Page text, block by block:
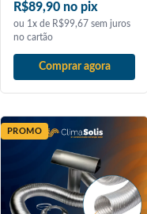
R$89,90 no pix
ou 1x de R$99,67 sem juros
no cartão
Comprar agora
PROMO